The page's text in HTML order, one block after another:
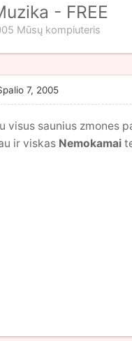
- FREE
Mūsų kompiuteris
7, 2005
visus saunius zmones
ir viskas Nemokamai